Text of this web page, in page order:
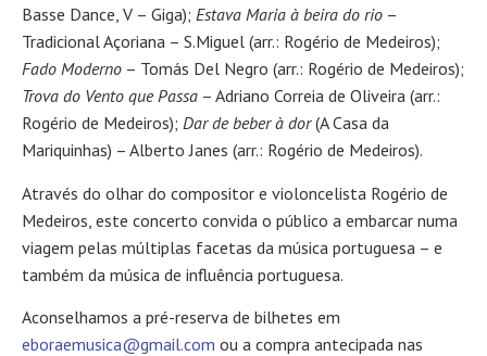
Basse Dance, V – Giga); Estava Maria à beira do rio –
Tradicional Açoriana – S.Miguel (arr.: Rogério de Medeiros);
Fado Moderno – Tomás Del Negro (arr.: Rogério de Medeiros);
Trova do Vento que Passa – Adriano Correia de Oliveira (arr.:
Rogério de Medeiros); Dar de beber à dor(A Casa da
Mariquinhas) – Alberto Janes (arr.: Rogério de Medeiros).
Através do olhar do compositor e violoncelista Rogério de
Medeiros, este concerto convida o público a embarcar numa
viagem pelas múltiplas facetas da música portuguesa – e
também da música de influência portuguesa.
Aconselhamos a pré-reserva de bilhetes em
eboraemusica@gmail.com ou a compra antecipada nas